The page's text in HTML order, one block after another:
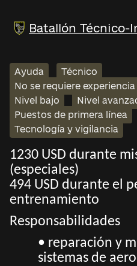
Batallón Técnico-
Ayuda
Técnico
No se requiere experiencia
Nivel bajo
Nivel
Puestos de primera línea
Tecnología y vigilancia
1230 USD durante
(especiales)
494 USD durante el
entrenamiento
Responsabilidades
• reparación y
sistemas de